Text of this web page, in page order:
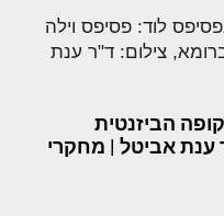
הביזנטית
ענת אביטל | מחקרי